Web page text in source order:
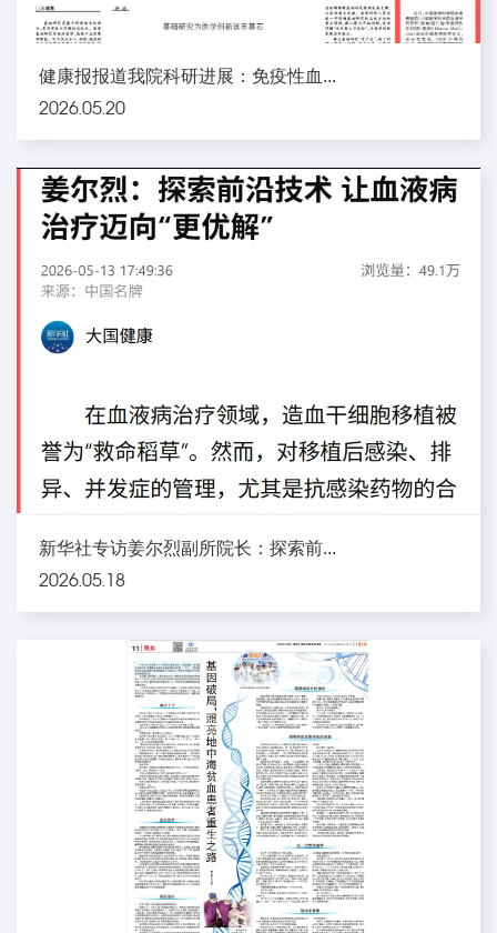
健康报报道我院科研进展：免疫性血...
2026.05.20
新华社专访姜尔烈副所院长：探索前...
2026.05.18